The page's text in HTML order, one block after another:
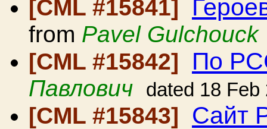
[CML #15841]
from Pavel Gulchouck
[CML #15842]
По
Павлович dated 18 Feb
[CML #15843] Сайт